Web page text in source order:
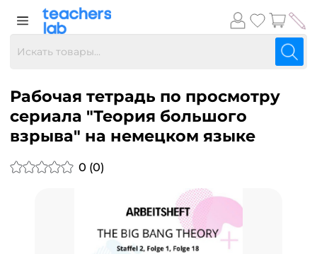
Рабочая тетрадь по просмотру
сериала "Теория большого
взрыва" на немецком языке
0 (0)